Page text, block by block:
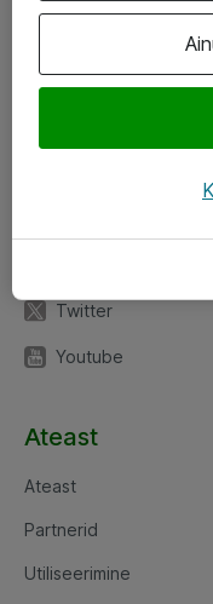
Twitter
Youtube
Ateast
Ateast
Partnerid
Utiliseerimine